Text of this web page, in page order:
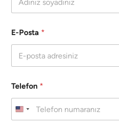
E-Posta *
Telefon *